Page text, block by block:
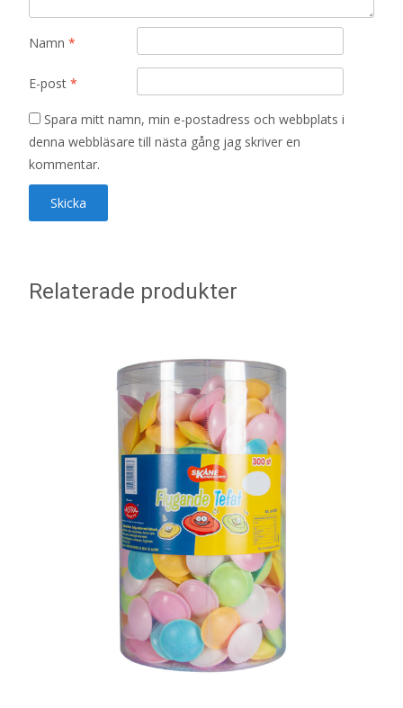
Namn *
E-post *
Spara mitt namn, min e-postadress och webbplats i
denna webbläsare till nästa gång jag skriver en
kommentar.
Relaterade produkter